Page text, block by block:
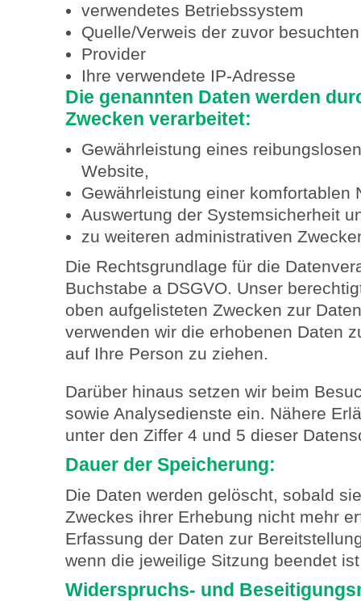
verwendetes Betriebssystem
Quelle/Verweis der zuvor
Provider
Ihre verwendete IP-Adresse
Die genannten Daten werden
Zwecken verarbeitet:
Gewährleistung eines
Website,
Gewährleistung einer komfortablen
Auswertung der Systemsicherheit
zu weiteren administrativen
Die Rechtsgrundlage für die
Buchstabe a DSGVO. Unser
oben aufgelisteten Zwecken zur
verwenden wir die erhobenen Daten
auf Ihre Person zu ziehen.
Darüber hinaus setzen wir beim
sowie Analysedienste ein. Nähere
unter den Ziffer 4 und 5 dieser
Dauer der Speicherung:
Die Daten werden gelöscht, sobald
Zweckes ihrer Erhebung nicht mehr
Erfassung der Daten zur
wenn die jeweilige Sitzung beendet
Widerspruchs- und